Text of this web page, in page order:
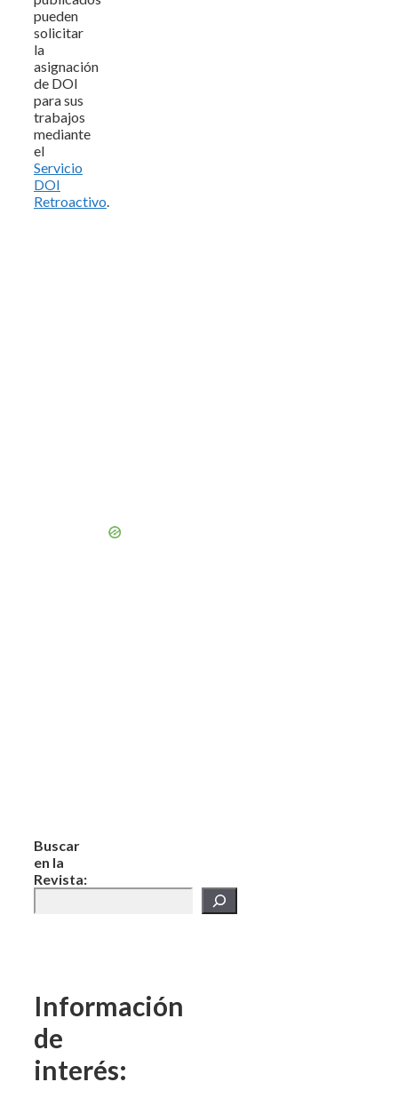
pueden
solicitar
la
asignación
de DOI
para sus
trabajos
mediante
el
Servicio
DOI
Retroactivo.
Buscar
en la
Revista:
Información
de
interés: